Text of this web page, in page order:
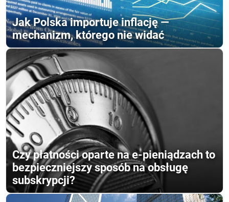
Jak Polska importuje inflację —
mechanizm, którego nie widać
Czy płatności oparte na e-pieniądzach to
bezpieczniejszy sposób na obsługę
subskrypcji?